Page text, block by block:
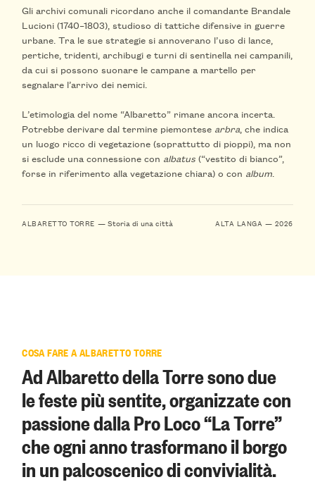
Gli archivi comunali ricordano anche il comandante Brandale
Lucioni (1740–1803), studioso di tattiche difensive in guerre
urbane. Tra le sue strategie si annoverano l’uso di lance,
pertiche, tridenti, archibugi e turni di sentinella nei campanili,
da cui si possono suonare le campane a martello per
segnalare l’arrivo dei nemici.
L’etimologia del nome “Albaretto” rimane ancora incerta.
Potrebbe derivare dal termine piemontese arbra, che indica
un luogo ricco di vegetazione (soprattutto di pioppi), ma non
si esclude una connessione con albatus (“vestito di bianco”,
forse in riferimento alla vegetazione chiara) o con album.
ALBARETTO TORRE — Storia di una città ALTA LANGA — 2026
COSA FARE A ALBARETTO TORRE
Ad Albaretto della Torre sono due
le feste più sentite, organizzate con
passione dalla Pro Loco “La Torre”
che ogni anno trasformano il borgo
in un palcoscenico di convivialità.